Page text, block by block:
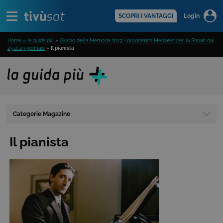
SCOPRI I VANTAGGI Login
Home » la guida più » Giorno della Memoria 2023: i programmi Mediaset per la Shoah dal
23 al 29 gennaio » Il pianista
Categorie Magazine
Il pianista